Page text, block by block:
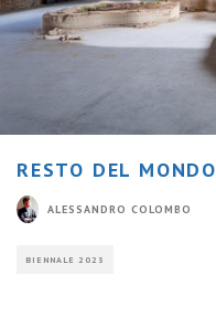
RESTO DEL MONDO
ALESSANDRO COLOMBO
BIENNALE 2023